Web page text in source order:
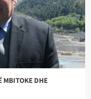
MBITOKE DHE